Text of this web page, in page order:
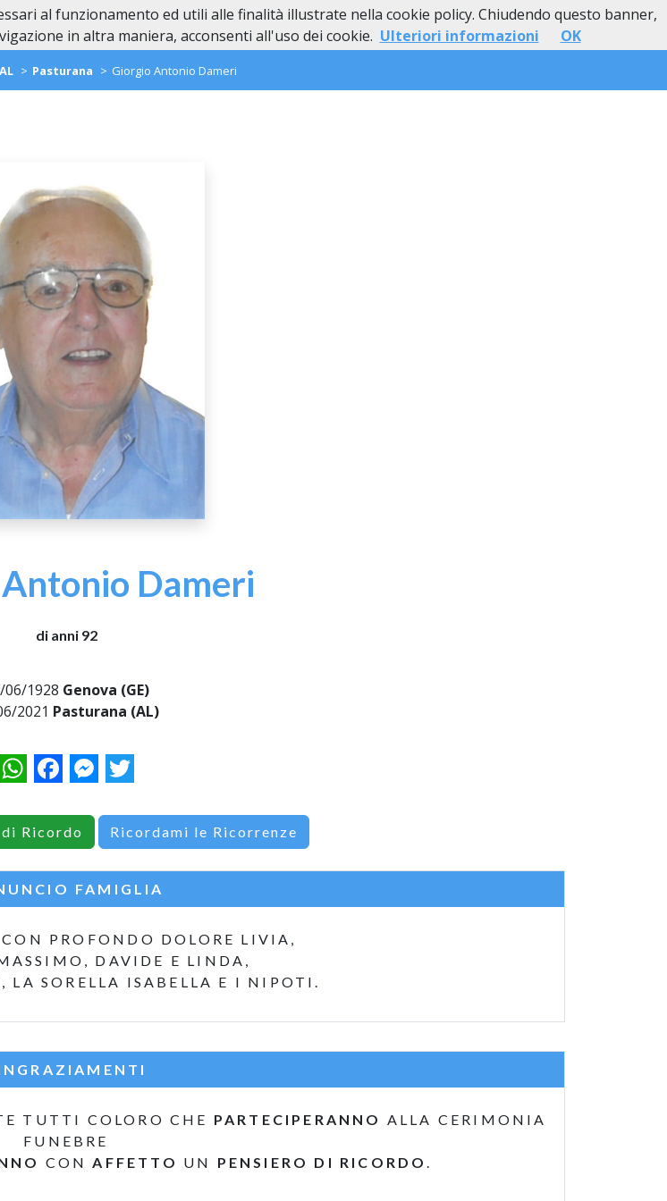
Home In Caso di Decesso Lutti Personaggi Pubblici Contatti
AL Pasturana Giorgio Antonio Dameri
Dameri
di anni 92
06/1928 Genova (GE)
2021 Pasturana (AL)
WhatsAppFacebookMessenger
Twitter
Ricordo Ricordami le Ricorrenze
FAMIGLIA
PROFONDO DOLORE LIVIA,
DAVIDE E LINDA,
LA SORELLA ISABELLA E I NIPOTI.
TUTTI COLORO CHE PARTECIPERANNO ALLA CERIMONIA
FUNEBRE
CONAFFETTO UN PENSIERO DI RICORDO.
al funzionamento ed utili alle finalità illustrate nella cookie policy. Chiudendo questo banner,
in altra maniera, acconsenti all'uso dei cookie. Ulteriori informazioni OK